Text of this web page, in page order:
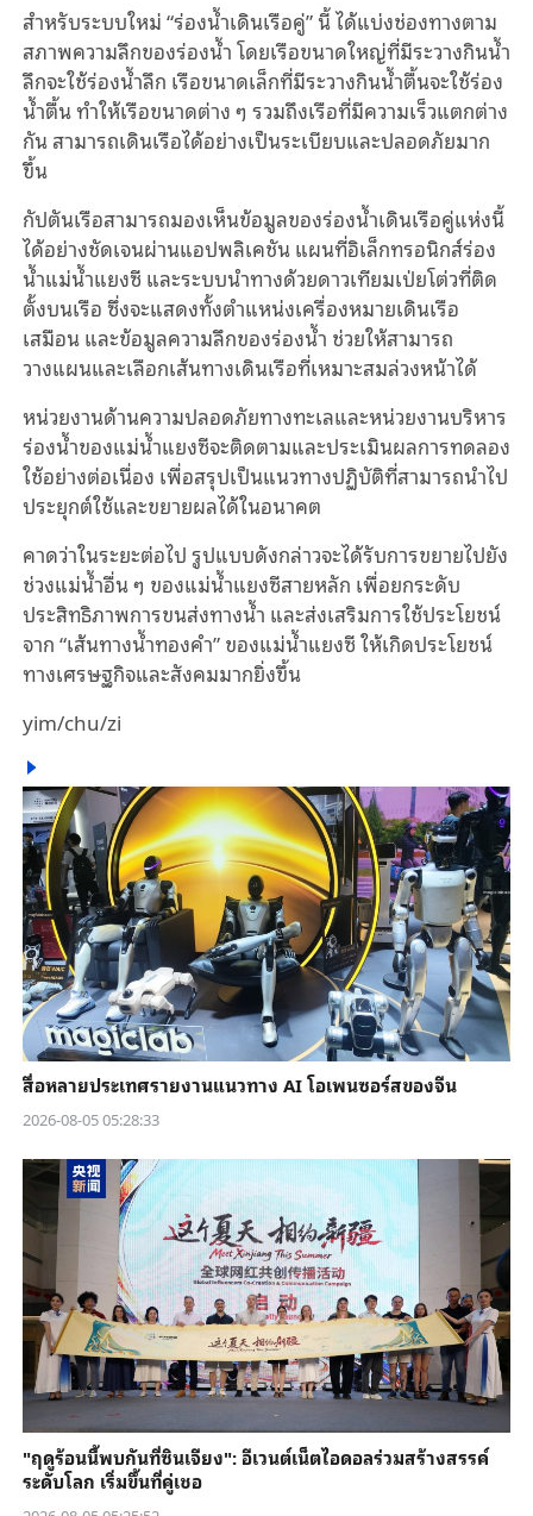
สำหรับระบบใหม่ “ร่องน้ำเดินเรือคู่” นี้ ได้แบ่งช่องทางตาม
สภาพความลึกของร่องน้ำ โดยเรือขนาดใหญ่ที่มีระวางกินน้ำ
ลึกจะใช้ร่องน้ำลึก เรือขนาดเล็กที่มีระวางกินน้ำตื้นจะใช้ร่อง
น้ำตื้น ทำให้เรือขนาดต่าง ๆ รวมถึงเรือที่มีความเร็วแตกต่าง
กัน สามารถเดินเรือได้อย่างเป็นระเบียบและปลอดภัยมาก
ขึ้น
กัปตันเรือสามารถมองเห็นข้อมูลของร่องน้ำเดินเรือคู่แห่งนี้
ได้อย่างชัดเจนผ่านแอปพลิเคชัน แผนที่อิเล็กทรอนิกส์ร่อง
น้ำแม่น้ำแยงซี และระบบนำทางด้วยดาวเทียมเป่ยโต่วที่ติด
ตั้งบนเรือ ซึ่งจะแสดงทั้งตำแหน่งเครื่องหมายเดินเรือ
เสมือน และข้อมูลความลึกของร่องน้ำ ช่วยให้สามารถ
วางแผนและเลือกเส้นทางเดินเรือที่เหมาะสมล่วงหน้าได้
หน่วยงานด้านความปลอดภัยทางทะเลและหน่วยงานบริหาร
ร่องน้ำของแม่น้ำแยงซีจะติดตามและประเมินผลการทดลอง
ใช้อย่างต่อเนื่อง เพื่อสรุปเป็นแนวทางปฏิบัติที่สามารถนำไป
ประยุกต์ใช้และขยายผลได้ในอนาคต
คาดว่าในระยะต่อไป รูปแบบดังกล่าวจะได้รับการขยายไปยัง
ช่วงแม่น้ำอื่น ๆ ของแม่น้ำแยงซีสายหลัก เพื่อยกระดับ
ประสิทธิภาพการขนส่งทางน้ำ และส่งเสริมการใช้ประโยชน์
จาก “เส้นทางน้ำทองคำ” ของแม่น้ำแยงซี ให้เกิดประโยชน์
ทางเศรษฐกิจและสังคมมากยิ่งขึ้น
yim/chu/zi
สื่อหลายประเทศรายงานแนวทาง AI โอเพนซอร์สของจีน
2026-08-05 05:28:33
"ฤดูร้อนนี้พบกันที่ซินเจียง": อีเวนต์เน็ตไอดอลร่วมสร้างสรรค์
ระดับโลก เริ่มขึ้นที่คู่เชอ